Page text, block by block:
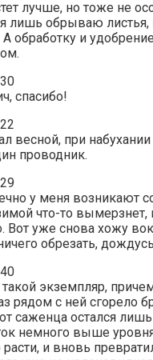
лучше, но тоже не
лишь обрываю листья,
обработку и
спасибо!
весной, при набухании
проводник.
у меня возникают
что-то вымерзнет,
Вот уже снова хожу
обрезать,
экземпляр,
рядом с ней сгорело
саженца остался лишь
немного выше
и вновь